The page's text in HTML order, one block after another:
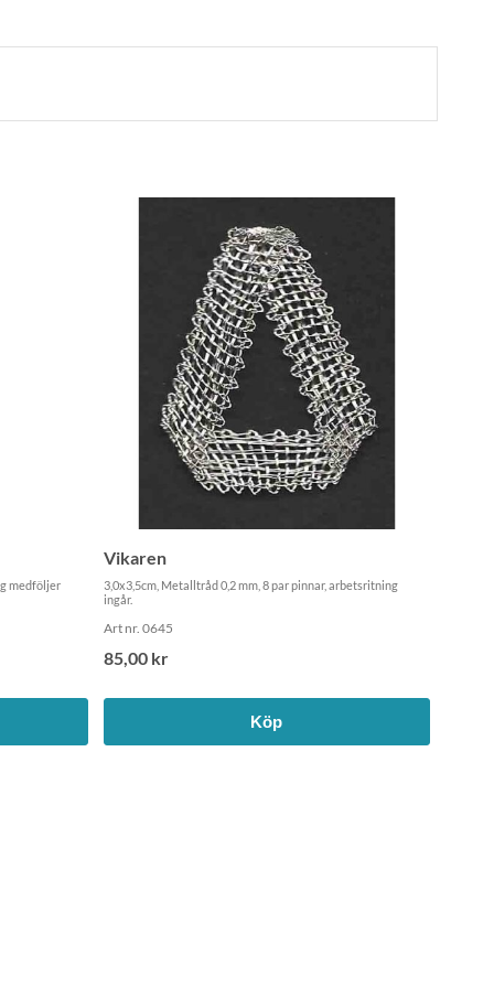
medföljer
Vikaren
3,0x3,5cm, Metalltråd 0,2 mm, 8 par pinnar, arbetsritning
ingår.
Art nr. 0645
85,00 kr
Köp